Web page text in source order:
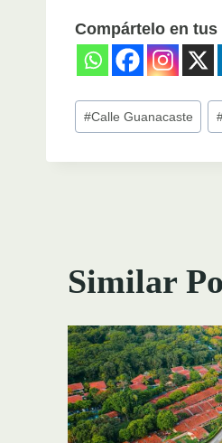
Compártelo en tus
Post
Tags:
#Calle Guanacaste
Similar